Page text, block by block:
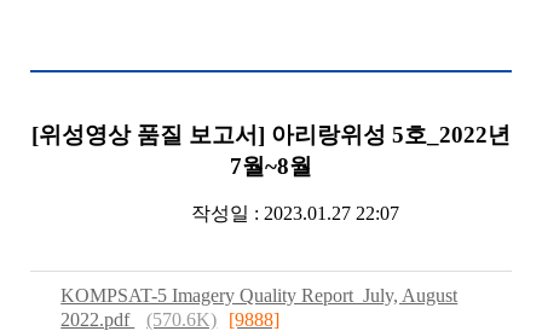
[위성영상 품질 보고서] 아리랑위성 5호_2022년
7월~8월
작성일 : 2023.01.27 22:07
KOMPSAT-5 Imagery Quality Report_July, August
2022.pdf
(570.6K) [9888]